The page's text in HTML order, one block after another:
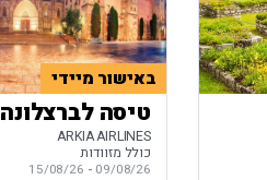
באישור מיידי
טיסה לברצלונה
ARKIA AIRLINES
בין התאריכים,
09/08/26
-
15/08/26
כולל מזוודות